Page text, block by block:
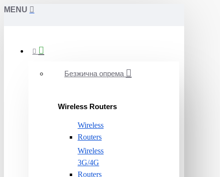
MENU
Безжична опрема
Wireless Routers
Wireless
Routers
Wireless
3G/4G
Routers